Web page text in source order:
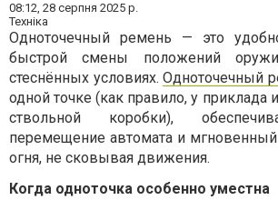
08:12, 28 серпня 2025 р.
Техніка
Одноточечный ремень — это
быстрой смены положений
стеснённых условиях.Одноточечный
одной точке (как правило, у приклада
ствольной коробки),
перемещение автомата и
огня, не сковывая движения.
Когда одноточка особенно уместна